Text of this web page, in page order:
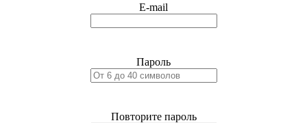
E-mail
Пароль
Повторите пароль